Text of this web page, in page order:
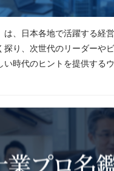
は、日本各地で活躍する経
探り、次世代のリーダーや
い時代のヒントを提供する